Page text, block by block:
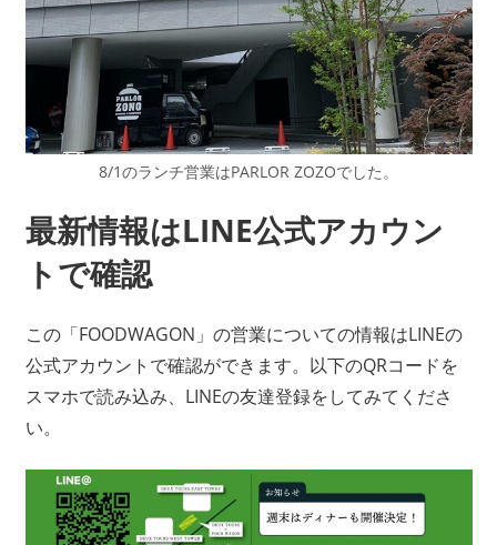
8/1のランチ営業はPARLOR ZOZOでした。
最新情報はLINE公式アカウン
トで確認
この「FOODWAGON」の営業についての情報はLINEの
公式アカウントで確認ができます。以下のQRコードを
スマホで読み込み、LINEの友達登録をしてみてくださ
い。